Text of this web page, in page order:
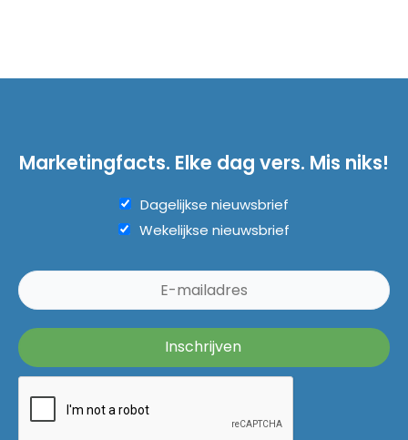
Marketingfacts. Elke dag vers. Mis niks!
Dagelijkse nieuwsbrief
Wekelijkse nieuwsbrief